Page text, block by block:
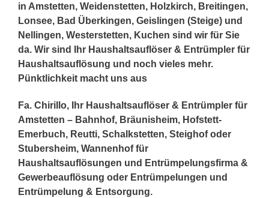
in Amstetten, Weidenstetten, Holzkirch, Breitingen,
Lonsee, Bad Überkingen, Geislingen (Steige) und
Nellingen, Westerstetten, Kuchen sind wir für Sie
da. Wir sind Ihr Haushaltsauflöser & Entrümpler für
Haushaltsauflösung und noch vieles mehr.
Pünktlichkeit macht uns aus
Fa. Chirillo, Ihr Haushaltsauflöser & Entrümpler für
Amstetten – Bahnhof, Bräunisheim, Hofstett-
Emerbuch, Reutti, Schalkstetten, Steighof oder
Stubersheim, Wannenhof für
Haushaltsauflösungen und Entrümpelungsfirma &
Gewerbeauflösung oder Entrümpelungen und
Entrümpelung & Entsorgung.